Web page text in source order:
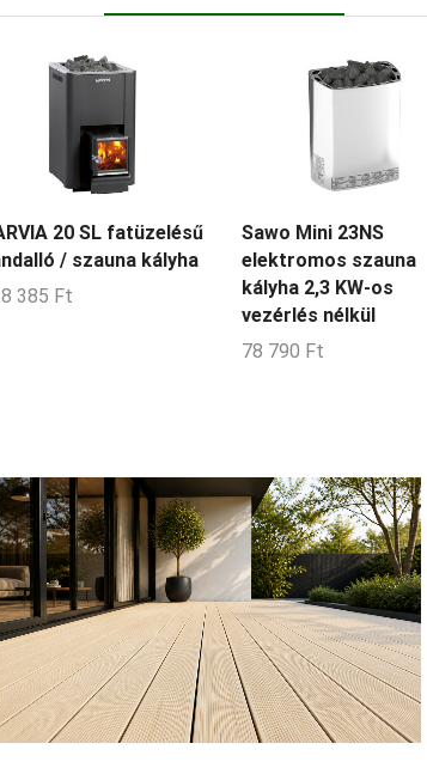
20 SL fatüzelésű
/ szauna kályha
385 Ft
Sawo Mini 23NS
elektromos szauna
kályha 2,3 KW-os
vezérlés nélkül
78 790 Ft